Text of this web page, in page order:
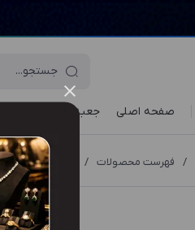
صفحه اصلی جعبه‌ ها
/ فهرست محصولات / کلکسیون KO4 RHM2